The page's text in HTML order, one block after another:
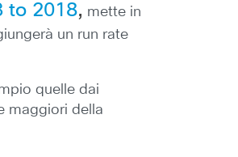
to 2018, mette in
un run rate
quelle dai
maggiori della